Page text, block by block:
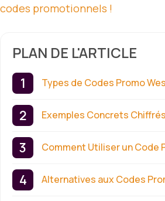
codes promotionnels !
PLAN DE L'ARTICLE
Types de Codes Promo
Exemples Concrets Chiffrés
Comment Utiliser un Code
Alternatives aux Codes